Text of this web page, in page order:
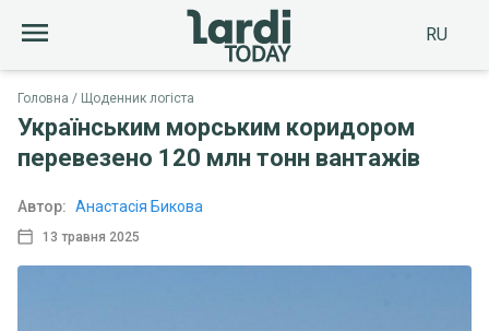
RU
Головна Щоденник логіста
Українським морським коридором
перевезено 120 млн тонн вантажів
13 травня 2025
Автор: Анастасія Бикова